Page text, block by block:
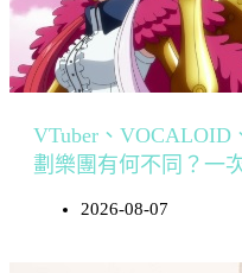
VTuber、VOCALOID
劃樂團有何不同？一
2026-08-07